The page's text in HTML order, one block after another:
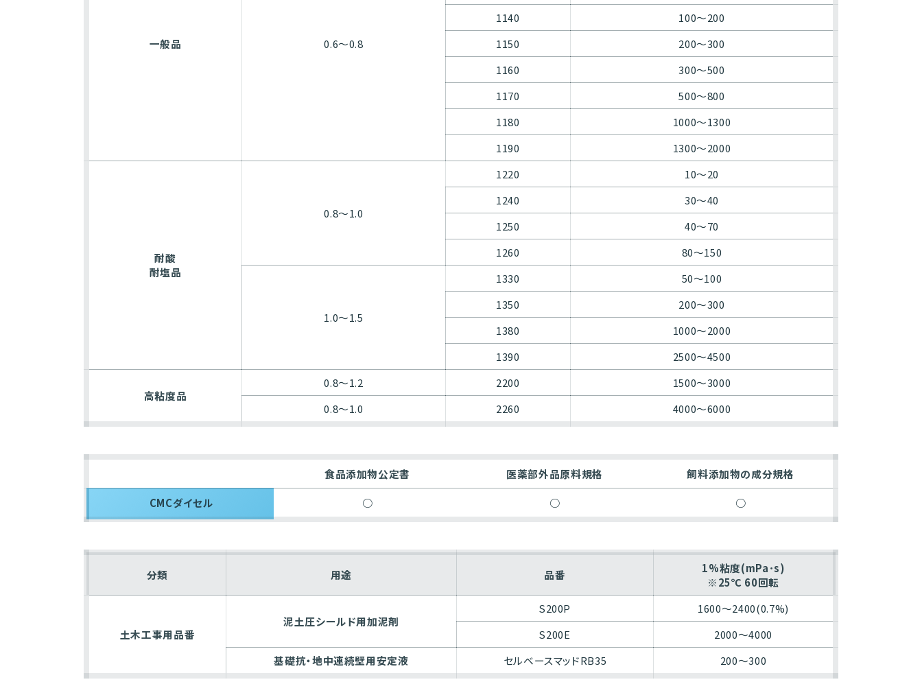
一般品 0.6〜0.8
1140
100〜200
1150
200〜300
1160
300〜500
1170
500〜800
1180
1000〜1300
1190
1300〜2000
耐酸
耐塩品
0.8〜1.0
1220
10〜20
1240
30〜40
1250
40〜70
1260
80〜150
1.0〜1.5
1330
50〜100
1350
200〜300
1380
1000〜2000
1390
2500〜4500
高粘度品
0.8〜1.2 2200
1500〜3000
0.8〜1.0
2260 4000〜6000
食品添加物公定書 医薬部外品原料規格
飼料添加物の成分規格
CMCダイセル
○ ○ ○
分類 用途 品番
1%粘度(mPa･s)
※25℃ 60回転
土木工事用品番
泥土圧シールド用加泥剤
S200P
1600〜2400(0.7%)
S200E
2000〜4000
基礎抗・地中連続壁用安定液
セルベースマッドRB35 200〜300